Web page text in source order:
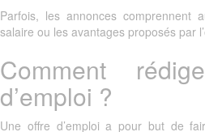
Parfois, les annonces comprennent
salaire ou les avantages proposés par
Comment
d’emploi ?
Une offre d’emploi a pour but de